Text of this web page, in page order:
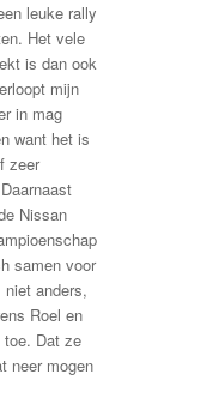
leuke rally
Het vele
is dan ook
mijn
in mag
want het is
zeer
Nissan
samen voor
anders,
Roel en
Dat ze
neer mogen